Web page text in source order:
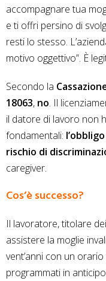
accompagnare tua
e ti offri persino di
resti lo stesso.
motivo oggettivo”. È
Secondo la
18063, no. Il
il datore di lavoro non
fondamentali:
rischio di
caregiver.
Cos’è successo?
Il lavoratore, titolare
assistere la moglie
vent’anni con un
programmati in